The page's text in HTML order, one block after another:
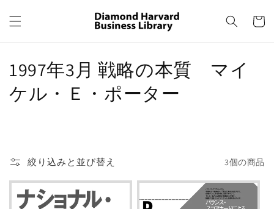
ンツに
進む
ー
コ
レ
ョ
ン
1997年3月 戦略の本質 マイ
ケル・Ｅ・ポーター
絞り込みと並び替え 3個の商品